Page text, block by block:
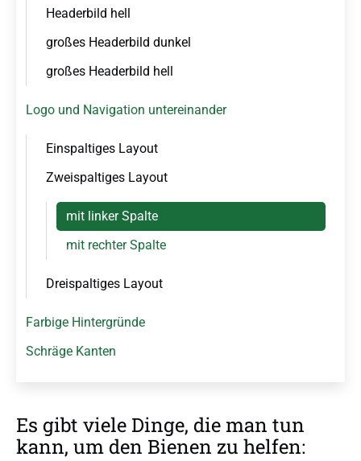
Headerbild hell
großes Headerbild dunkel
großes Headerbild hell
Logo und Navigation untereinander
Einspaltiges Layout
Zweispaltiges Layout
mit linker Spalte
mit rechter Spalte
Dreispaltiges Layout
Farbige Hintergründe
Schräge Kanten
Es gibt viele Dinge, die man tun
kann, um den Bienen zu helfen: